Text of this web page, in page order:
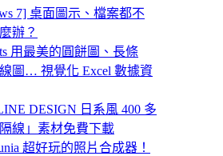
7] 桌面圖示、檔案都不
辦？
用最美的圓餅圖、長條
圖… 視覺化 Excel 數據資
DESIGN 日系風 400 多
線」素材免費下載
超好玩的照片合成器！